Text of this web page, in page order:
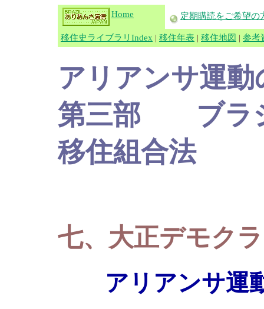
Home 定期購読をご希望の
移住史ライブラリIndex | 移住年表 | 移住地図 | 参考
アリアンサ運動
第三部 ブラジ
移住組合法
七、大正デモク
アリアンサ運